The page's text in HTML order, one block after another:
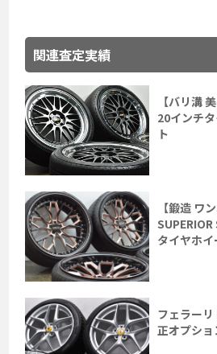
関連査定実績
【バリ溝
20インチ
ト
【鍛造 ワ
タイヤホイ
フェラー
正オプシ